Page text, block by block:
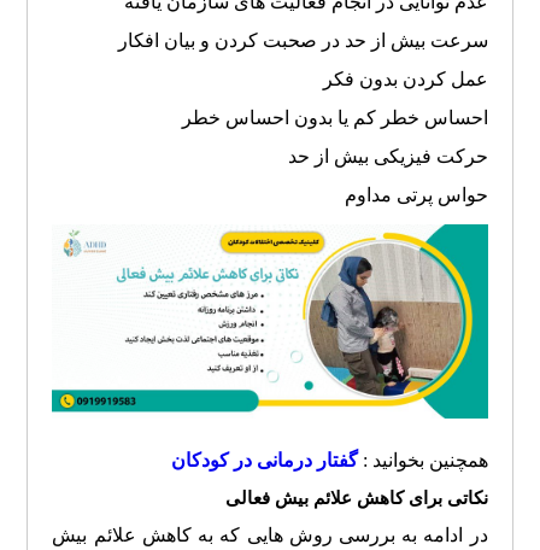
سرعت بیش از حد در صحبت کردن و بیان افکار
عمل کردن بدون فکر
احساس خطر کم یا بدون احساس خطر
حرکت فیزیکی بیش از حد
حواس پرتی مداوم
همچنین بخوانید :گفتار درمانی در کودکان
نکاتی برای کاهش علائم بیش فعالی
در ادامه به بررسی روش هایی که به کاهش علائم بیش